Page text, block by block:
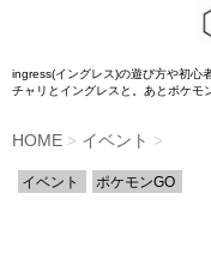
ingress(イングレス)の遊び方や初心
チャリとイングレスと。あとポケモ
HOME > イベント >
イベント ポケモンGO